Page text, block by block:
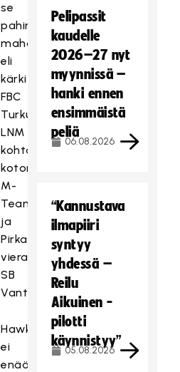
se
pahin
mahdollinen
eli
kärki
FBC
Turku.
LNM
kohtaa
kotonaan
M-
Teamin
ja
Pirkat
vieraissa
SB
Vantaan.
Hawks
ei
enää
Pelipassit
kaudelle
2026–27 nyt
myynnissä –
hanki ennen
ensimmäistä
peliä
06.08.2026
“Kannustava
ilmapiiri
syntyy
yhdessä –
Reilu
Aikuinen -
pilotti
käynnistyy”
05.08.2026